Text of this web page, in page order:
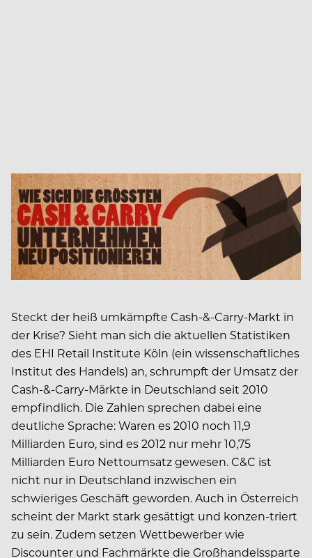
Steckt der heiß umkämpfte Cash-&-Carry-Markt in
der Krise? Sieht man sich die aktuellen Statistiken
des EHI Retail Institute Köln (ein wissenschaftliches
Institut des Handels) an, schrumpft der Umsatz der
Cash-&-Carry-Märkte in Deutschland seit 2010
empfindlich. Die Zahlen sprechen dabei eine
deutliche Sprache: Waren es 2010 noch 11,9
Milliarden Euro, sind es 2012 nur mehr 10,75
Milliarden Euro Nettoumsatz gewesen. C&C ist
nicht nur in Deutschland inzwischen ein
schwieriges Geschäft geworden. Auch in Österreich
scheint der Markt stark gesättigt und konzen-triert
zu sein. Zudem setzen Wettbewerber wie
Discounter und Fachmärkte die Großhandelssparte